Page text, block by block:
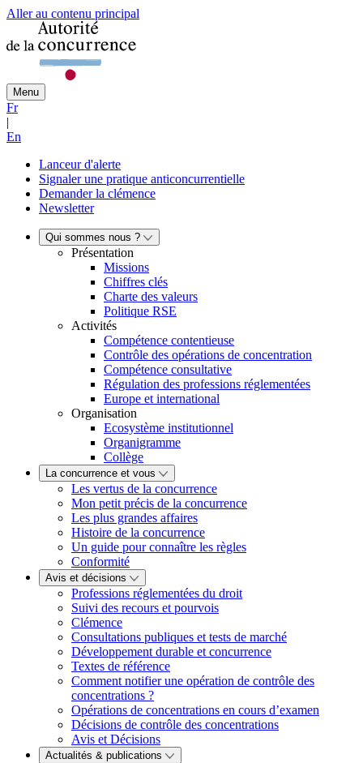
Aller au contenu principal
Menu
Fr
|
En
Lanceur d'alerte
Signaler une pratique anticoncurrentielle
Demander la clémence
Newsletter
Qui sommes nous ?
Présentation
Missions
Chiffres clés
Charte des valeurs
Politique RSE
Activités
Compétence contentieuse
Contrôle des opérations de concentration
Compétence consultative
Régulation des professions réglementées
Europe et international
Organisation
Ecosystème institutionnel
Organigramme
Collège
La concurrence et vous
Les vertus de la concurrence
Mon petit précis de la concurrence
Les plus grandes affaires
Histoire de la concurrence
Un guide pour connaître les règles
Conformité
Avis et décisions
Professions réglementées du droit
Suivi des recours et pourvois
Clémence
Consultations publiques et tests de marché
Développement durable et concurrence
Textes de référence
Comment notifier une opération de contrôle des
concentrations ?
Opérations de concentrations en cours d’examen
Décisions de contrôle des concentrations
Avis et Décisions
Actualités & publications